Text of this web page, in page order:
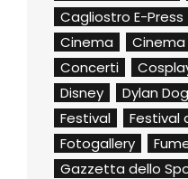
Cagliostro E-Press
Cinema
Concerti
Disney
Dylan Dog
Festival
Festival
Fotogallery
Gazzetta dello